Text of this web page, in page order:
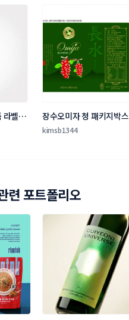
라벨 디
장수오미자 청 패키지박스
+라벨 디자인 의뢰
kimsb1344
련 포트폴리오